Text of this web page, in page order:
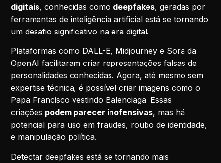
digitais, conhecidas como deepfakes, geradas por
ferramentas de inteligência artificial está se tornando
um desafio significativo na era digital.
Plataformas como DALL-E, Midjourney e Sora da
OpenAI facilitaram criar representações falsas de
personalidades conhecidas. Agora, até mesmo sem
expertise técnica, é possível criar imagens como o
Papa Francisco vestindo Balenciaga. Essas
criações podem parecer inofensivas, mas há
potencial para uso em fraudes, roubo de identidade,
e manipulação política.
Detectar deepfakes está se tornando mais